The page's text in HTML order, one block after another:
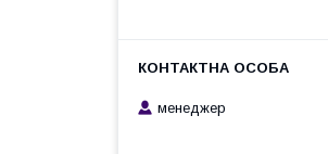
менеджер